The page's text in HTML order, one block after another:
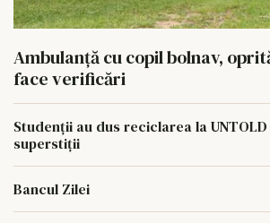
Ambulanță cu copil bolnav,
face verificări
Studenții au dus reciclarea la
superstiții
Bancul Zilei